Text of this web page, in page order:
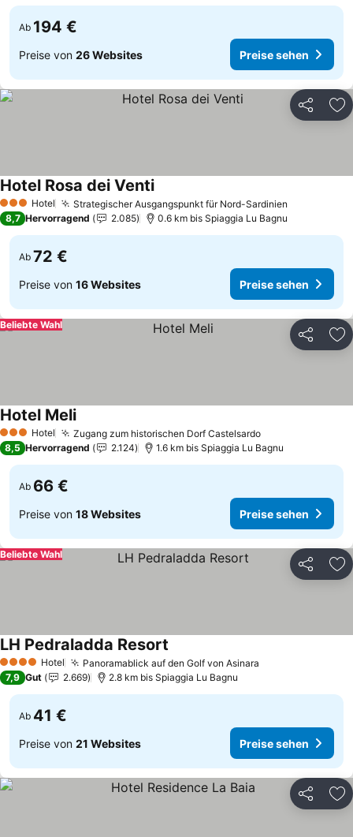
Ab 194 €
Preise von 26 Websites Preise sehen
Teilen
3 SterneHotel Strategischer Ausgangspunkt für Nord-Sardinien
Hotel Rosa dei Venti
8,7 Hervorragend 2.085 0.6 km bis Spiaggia Lu Bagnu
Ab 72 €
Preise von 16 Websites Preise sehen
Teilen
Beliebte Wahl
3 SterneHotel Zugang zum historischen Dorf Castelsardo
Hotel Meli
8,5 Hervorragend 2.124 1.6 km bis Spiaggia Lu Bagnu
Ab 66 €
Preise von 18 Websites Preise sehen
Teilen
Beliebte Wahl
4 Sterne Hotel Panoramablick auf den Golf von Asinara
LH Pedraladda Resort
7,9 Gut 2.669 2.8 km bis Spiaggia Lu Bagnu
Ab 41 €
Preise von 21 Websites Preise sehen
Teilen